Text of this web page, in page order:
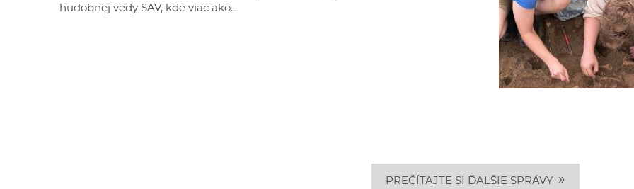
hudobnej vedy SAV, kde viac ako...
PREČÍTAJTE SI ĎALŠIE SPRÁVY »